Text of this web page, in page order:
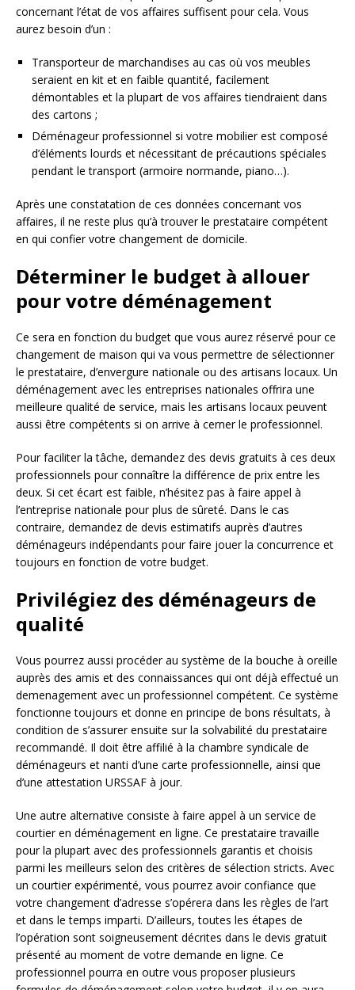
concernant l’état de vos affaires suffisent pour cela. Vous
aurez besoin d’un :
Transporteur de marchandises au cas où vos meubles
seraient en kit et en faible quantité, facilement
démontables et la plupart de vos affaires tiendraient dans
des cartons ;
Déménageur professionnel si votre mobilier est composé
d’éléments lourds et nécessitant de précautions spéciales
pendant le transport (armoire normande, piano…).
Après une constatation de ces données concernant vos
affaires, il ne reste plus qu’à trouver le prestataire compétent
en qui confier votre changement de domicile.
Déterminer le budget à allouer
pour votre déménagement
Ce sera en fonction du budget que vous aurez réservé pour ce
changement de maison qui va vous permettre de sélectionner
le prestataire, d’envergure nationale ou des artisans locaux. Un
déménagement avec les entreprises nationales offrira une
meilleure qualité de service, mais les artisans locaux peuvent
aussi être compétents si on arrive à cerner le professionnel.
Pour faciliter la tâche, demandez des devis gratuits à ces deux
professionnels pour connaître la différence de prix entre les
deux. Si cet écart est faible, n’hésitez pas à faire appel à
l’entreprise nationale pour plus de sûreté. Dans le cas
contraire, demandez de devis estimatifs auprès d’autres
déménageurs indépendants pour faire jouer la concurrence et
toujours en fonction de votre budget.
Privilégiez des déménageurs de
qualité
Vous pourrez aussi procéder au système de la bouche à oreille
auprès des amis et des connaissances qui ont déjà effectué un
demenagement avec un professionnel compétent. Ce système
fonctionne toujours et donne en principe de bons résultats, à
condition de s’assurer ensuite sur la solvabilité du prestataire
recommandé. Il doit être affilié à la chambre syndicale de
déménageurs et nanti d’une carte professionnelle, ainsi que
d’une attestation URSSAF à jour.
Une autre alternative consiste à faire appel à un service de
courtier en déménagement en ligne. Ce prestataire travaille
pour la plupart avec des professionnels garantis et choisis
parmi les meilleurs selon des critères de sélection stricts. Avec
un courtier expérimenté, vous pourrez avoir confiance que
votre changement d’adresse s’opérera dans les règles de l’art
et dans le temps imparti. D’ailleurs, toutes les étapes de
l’opération sont soigneusement décrites dans le devis gratuit
présenté au moment de votre demande en ligne. Ce
professionnel pourra en outre vous proposer plusieurs